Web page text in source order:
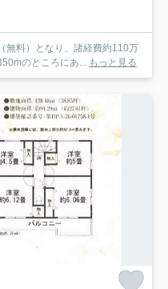
無料）となり、諸経費約110万
のところにあ... もっと見る